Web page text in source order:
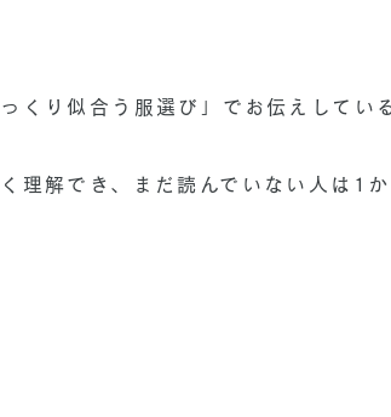
くり似合う服選び」でお伝えして
理解でき、まだ読んでいない人は1